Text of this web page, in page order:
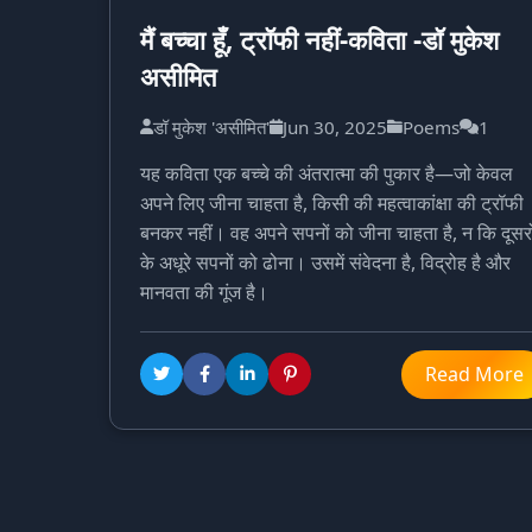
मैं बच्चा हूँ, ट्रॉफी नहीं-कविता -डॉ मुकेश
असीमित
डॉ मुकेश 'असीमित' Jun 30, 2025 Poems 1
यह कविता एक बच्चे की अंतरात्मा की पुकार है—जो केवल
अपने लिए जीना चाहता है, किसी की महत्वाकांक्षा की ट्रॉफी
बनकर नहीं। वह अपने सपनों को जीना चाहता है, न कि
के अधूरे सपनों को ढोना। उसमें संवेदना है, विद्रोह है और
मानवता की गूंज है।
Read More